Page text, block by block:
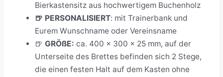
Bierkastensitzaus hochwertigem Buchenholz
🍺 PERSONALISIERT: mit Trainerbank und
Eurem Wunschname oder Vereinsname
🍺GRÖßE:ca. 400 x 300 x 25 mm, auf der
Unterseite des Brettes befinden sich 2 Stege,
die einen festen Halt auf dem Kasten ohne